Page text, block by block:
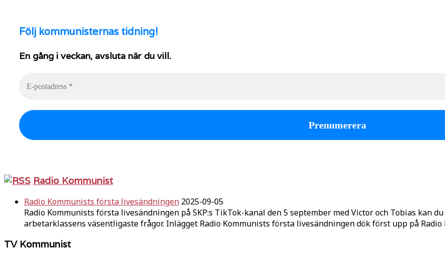
Följ kommunisternas tidning!
En gång i veckan, avsluta när du vill.
Radio Kommunist
Radio Kommunists första livesändningen 2025-09-05
Radio Kommunists första livesändningen på SKP:s TikTok-kanal den 5 september med Victor och Tobias kan
arbetarklassens väsentligaste frågor. Inlägget Radio Kommunists första livesändningen dök först upp på Radio
TV Kommunist